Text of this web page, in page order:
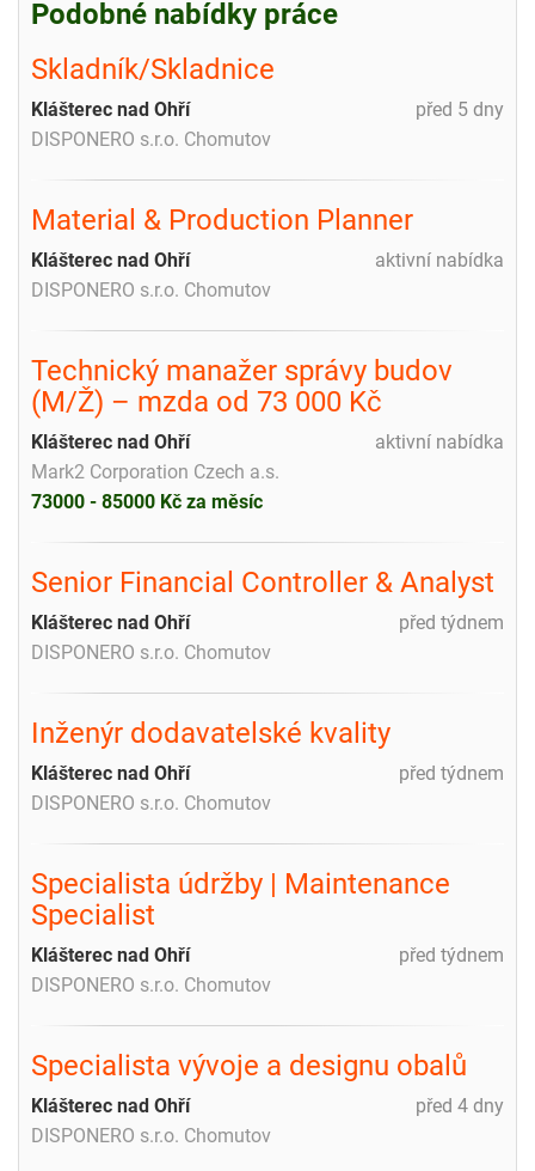
Podobné nabídky práce
Skladník/Skladnice
před 5 dny
Klášterec nad Ohří
DISPONERO s.r.o. Chomutov
Material & Production Planner
aktivní nabídka
Klášterec nad Ohří
DISPONERO s.r.o. Chomutov
Technický manažer správy budov
(M/Ž) – mzda od 73 000 Kč
aktivní nabídka
Klášterec nad Ohří
Mark2 Corporation Czech a.s.
73000 - 85000 Kč za měsíc
Senior Financial Controller & Analyst
před týdnem
Klášterec nad Ohří
DISPONERO s.r.o. Chomutov
Inženýr dodavatelské kvality
před týdnem
Klášterec nad Ohří
DISPONERO s.r.o. Chomutov
Specialista údržby | Maintenance
Specialist
před týdnem
Klášterec nad Ohří
DISPONERO s.r.o. Chomutov
Specialista vývoje a designu obalů
před 4 dny
Klášterec nad Ohří
DISPONERO s.r.o. Chomutov